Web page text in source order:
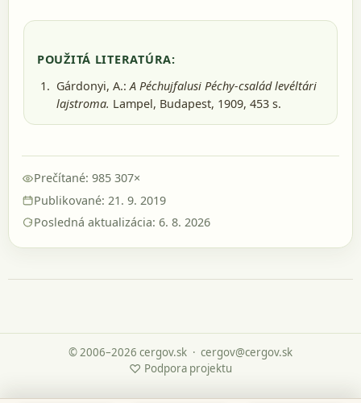
POUŽITÁ LITERATÚRA:
Gárdonyi, A.: A Péchujfalusi Péchy-család levéltári
lajstroma. Lampel, Budapest, 1909, 453 s.
Prečítané: 985 307×
Publikované: 21. 9. 2019
Posledná aktualizácia: 6. 8. 2026
© 2006–2026 cergov.sk
♡ Podpora projektu
· cergov@cergov.sk